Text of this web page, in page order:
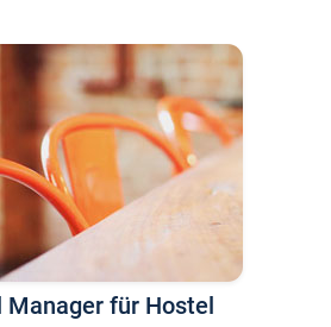
Manager für Hostel